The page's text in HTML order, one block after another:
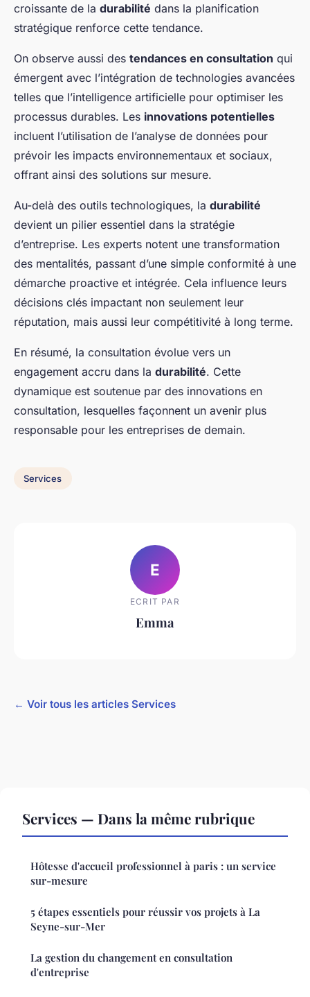
croissante de la durabilité dans la planification
stratégique renforce cette tendance.
On observe aussi des tendances en consultation qui
émergent avec l’intégration de technologies avancées
telles que l’intelligence artificielle pour optimiser les
processus durables. Les innovations potentielles
incluent l’utilisation de l’analyse de données pour
prévoir les impacts environnementaux et sociaux,
offrant ainsi des solutions sur mesure.
Au-delà des outils technologiques, la durabilité
devient un pilier essentiel dans la stratégie
d’entreprise. Les experts notent une transformation
des mentalités, passant d’une simple conformité à une
démarche proactive et intégrée. Cela influence leurs
décisions clés impactant non seulement leur
réputation, mais aussi leur compétitivité à long terme.
En résumé, la consultation évolue vers un
engagement accru dans la durabilité. Cette
dynamique est soutenue par des innovations en
consultation, lesquelles façonnent un avenir plus
responsable pour les entreprises de demain.
Services
E
ECRIT PAR
Emma
← Voir tous les articles Services
Services — Dans la même rubrique
Hôtesse d'accueil professionnel à paris : un service
sur-mesure
5 étapes essentiels pour réussir vos projets à La
Seyne-sur-Mer
La gestion du changement en consultation
d'entreprise